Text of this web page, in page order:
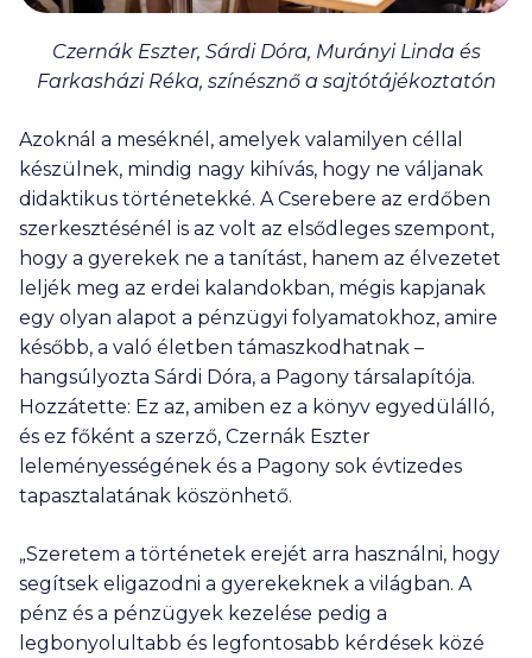
Czernák Eszter, Sárdi Dóra, Murányi Linda és
Farkasházi Réka, színésznő a sajtótájékoztatón
Azoknál a meséknél, amelyek valamilyen céllal
készülnek, mindig nagy kihívás, hogy ne váljanak
didaktikus történetekké. A Cserebere az erdőben
szerkesztésénél is az volt az elsődleges szempont,
hogy a gyerekek ne a tanítást, hanem az élvezetet
leljék meg az erdei kalandokban, mégis kapjanak
egy olyan alapot a pénzügyi folyamatokhoz, amire
később, a való életben támaszkodhatnak –
hangsúlyozta Sárdi Dóra, a Pagony társalapítója.
Hozzátette: Ez az, amiben ez a könyv egyedülálló,
és ez főként a szerző, Czernák Eszter
leleményességének és a Pagony sok évtizedes
tapasztalatának köszönhető.
„Szeretem a történetek erejét arra használni, hogy
segítsek eligazodni a gyerekeknek a világban. A
pénz és a pénzügyek kezelése pedig a
legbonyolultabb és legfontosabb kérdések közé